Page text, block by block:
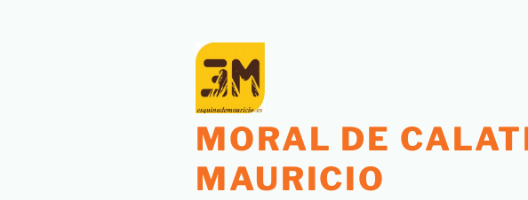
MORAL DE
MAURICIO